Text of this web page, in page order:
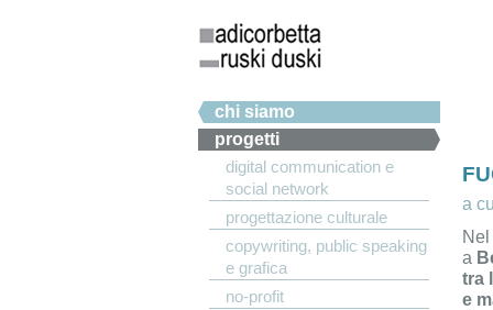
a
a
tra
e
Menu principale
chi siamo
progetti
digital communication e
social network
progettazione culturale
copywriting, public speaking
e grafica
no-profit